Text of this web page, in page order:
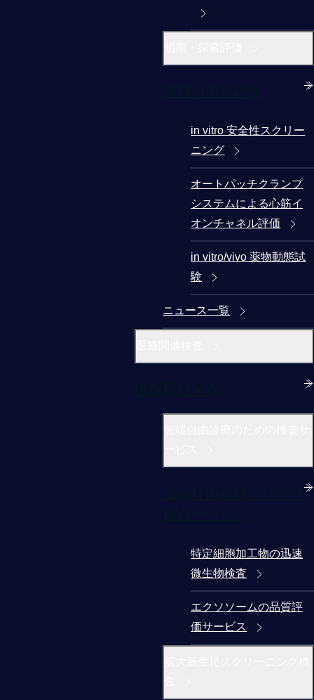
in vitro 安全性スクリー
ニング
オートパッチクランプ
システムによる心筋イ
オンチャネル評価
in vitro/vivo 薬物動態試
験
ニュース一覧
特定細胞加工物の迅速
微生物検査
エクソソームの品質評
価サービス